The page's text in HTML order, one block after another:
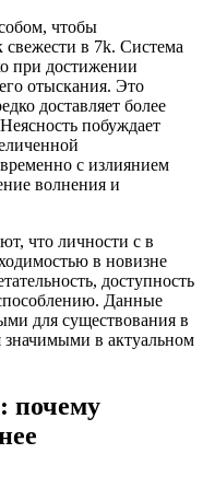
чтобы
свежести в 7k. Система
при достижении
отыскания. Это
доставляет более
побуждает
с излиянием
волнения и
что личности с в
в новизне
доступность
Данные
для существования в
значимыми в актуальном
почему